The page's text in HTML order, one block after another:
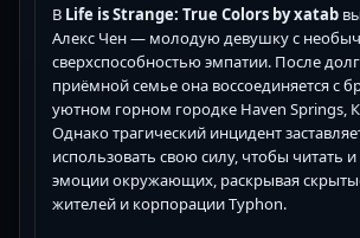
В Life is Strange: True Colors by xatab
Алекс Чен — молодую девушку с
сверхспособностью эмпатии. После
приёмной семье она воссоединяется с
уютном горном городке Haven Springs,
Однако трагический инцидент
использовать свою силу, чтобы читать
эмоции окружающих, раскрывая
жителей и корпорации Typhon.